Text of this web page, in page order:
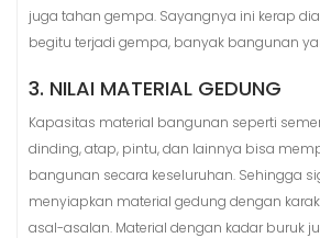
juga tahan gempa. Sayangnya ini kerap
begitu terjadi gempa, banyak bangunan
3. NILAI MATERIAL GEDUNG
Kapasitas material bangunan seperti
dinding, atap, pintu, dan lainnya bisa
bangunan secara keseluruhan. Sehingga
menyiapkan material gedung dengan
asal-asalan. Material dengan kadar buruk